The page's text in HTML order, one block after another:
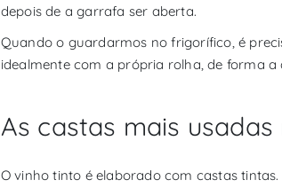
depois de a garrafa ser aberta.
Quando o guardarmos no frigorífico, é
idealmente com a própria rolha, de forma
As castas mais
O vinho tinto é elaborado com castas